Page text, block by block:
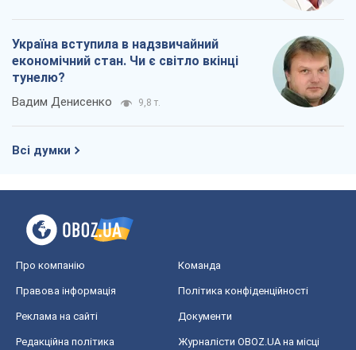
Україна вступила в надзвичайний
економічний стан. Чи є світло вкінці
тунелю?
Вадим Денисенко 9,8 т.
Всі думки
Про компанію Команда
Правова інформація Політика конфіденційності
Реклама на сайті Документи
Редакційна політика
Журналісти OBOZ.UA на місці